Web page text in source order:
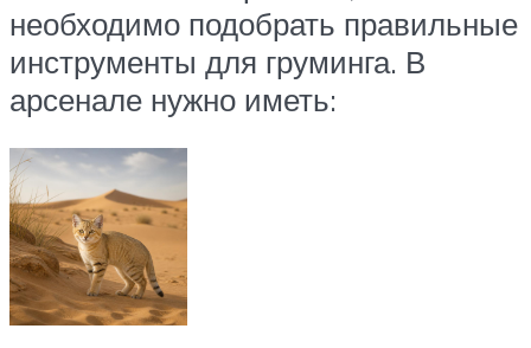
необходимо подобрать правильные
инструменты для груминга. В
арсенале нужно иметь: